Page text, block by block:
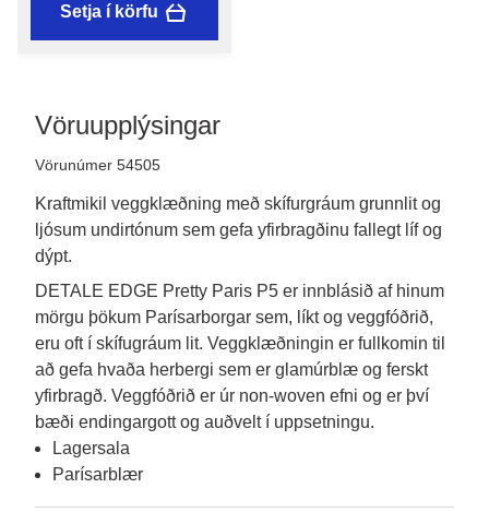
Setja í körfu
Vöruupplýsingar
Vörunúmer 54505
Kraftmikil veggklæðning með skífurgráum grunnlit og
ljósum undirtónum sem gefa yfirbragðinu fallegt líf og
dýpt.
DETALE EDGE Pretty Paris P5 er innblásið af hinum
mörgu þökum Parísarborgar sem, líkt og veggfóðrið,
eru oft í skífugráum lit. Veggklæðningin er fullkomin til
að gefa hvaða herbergi sem er glamúrblæ og ferskt
yfirbragð. Veggfóðrið er úr non-woven efni og er því
bæði endingargott og auðvelt í uppsetningu.
Lagersala
Parísarblær